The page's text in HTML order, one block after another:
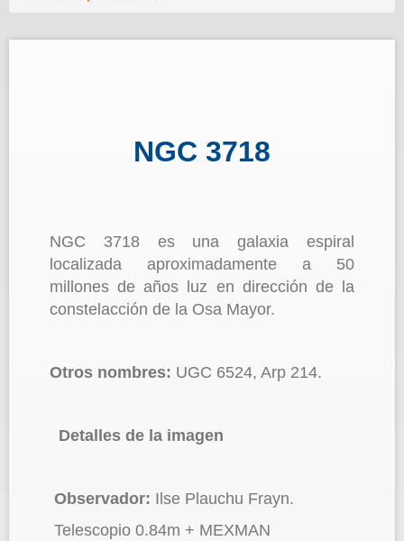
NGC 3718
NGC 3718 es una galaxia espiral
localizada aproximadamente a 50
millones de años luz en dirección de la
constelacción de la Osa Mayor.
Otros nombres: UGC 6524, Arp 214.
Detalles de la imagen
Observador: Ilse Plauchu Frayn.
Telescopio 0.84m + MEXMAN